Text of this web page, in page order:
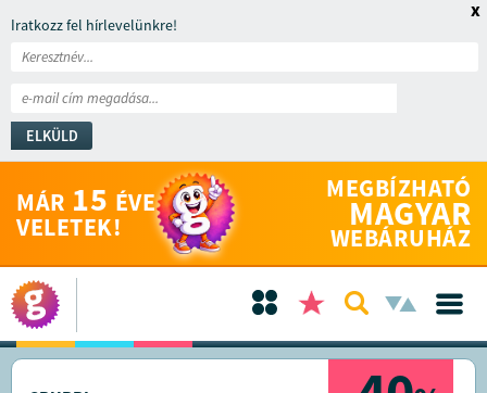
Iratkozz fel hírlevelünkre!
ELKÜLD
x
MÁR 15 ÉVE
VELETEK!
MEGBÍZHATÓ
MAGYAR
WEBÁRUHÁZ